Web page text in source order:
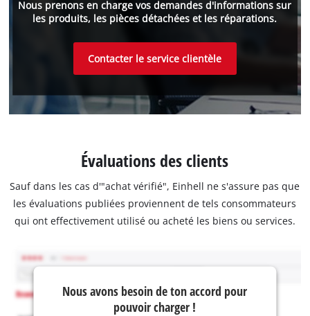
Nous prenons en charge vos demandes d'informations sur
les produits, les pièces détachées et les réparations.
Contacter le service clientèle
Évaluations des clients
Sauf dans les cas d'"achat vérifié", Einhell ne s'assure pas que
les évaluations publiées proviennent de tels consommateurs
qui ont effectivement utilisé ou acheté les biens ou services.
Nous avons besoin de ton accord pour
pouvoir charger !